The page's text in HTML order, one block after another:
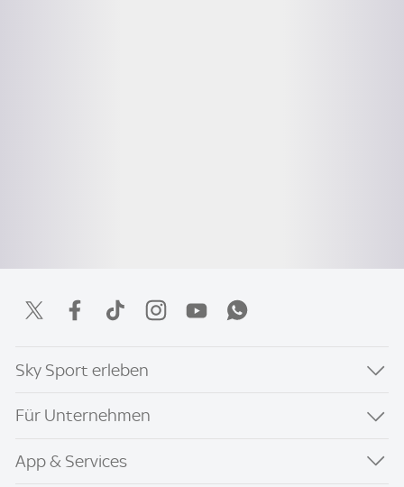
Sky Sport erleben
Für Unternehmen
App & Services